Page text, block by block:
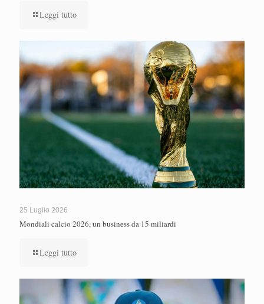
Leggi tutto
25 Luglio 2026
Mondiali calcio 2026, un business da 15 miliardi
Leggi tutto